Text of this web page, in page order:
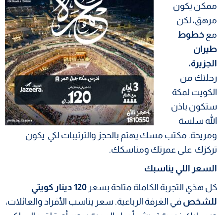
ممكن يكون
مرهق، لكن
مع خطوط
طيران
الجزيرة،
رحلتك من
الكويت لمكة
ستكون باذن
الله سلسة
ومريحة. مكتب مسك يهتم بالحجز والترتيبات لكي يكون
تركزك على عمرتك ومناسكك.
السعر اللي يناسبك
كل هذي التجربة الكاملة متاحة بسعر
120 دينار كويتي
للشخص في الغرفة الرباعية. سعر يناسب الأفراد والعائلات،